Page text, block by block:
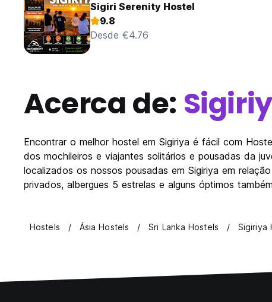
Sigiri Serenity Hostel
9.8
Desde €4.76
Acerca de:
Encontrar o melhor hostel em Sigiriya é fácil com
dos mochileiros e viajantes solitários e pousadas da
localizados os nossos pousadas em Sigiriya em
privados, albergues 5 estrelas e alguns óptimos
Hostels Ásia Hostels Sri Lanka Hostels Sigiriya